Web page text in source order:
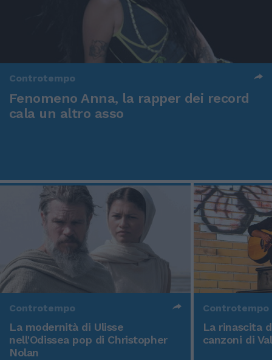
Controtempo
Fenomeno Anna, la rapper dei record
cala un altro asso
Controtempo
La modernità di Ulisse
nell'Odissea pop di Christopher
Nolan
Controtempo
La rinascita
canzoni di